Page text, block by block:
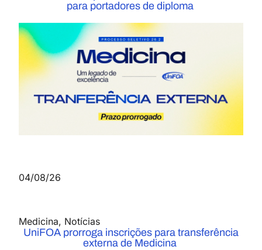
para portadores de diploma
04/08/26
Medicina, Notícias
UniFOA prorroga inscrições para transferência
externa de Medicina